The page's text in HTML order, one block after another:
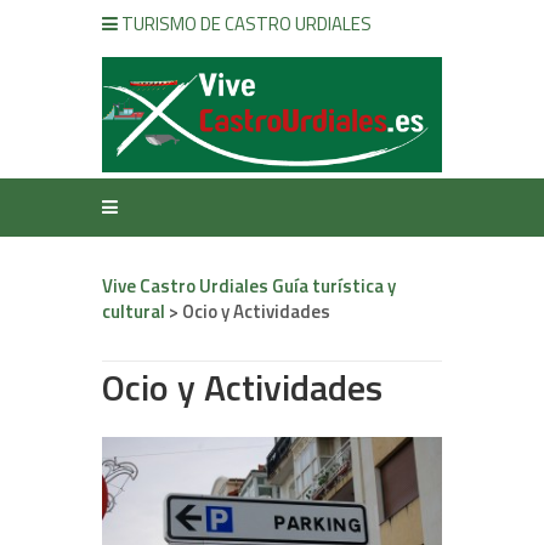
TURISMO DE CASTRO URDIALES
Vive Castro Urdiales Guía turística y
cultural > Ocio y Actividades
Ocio y Actividades